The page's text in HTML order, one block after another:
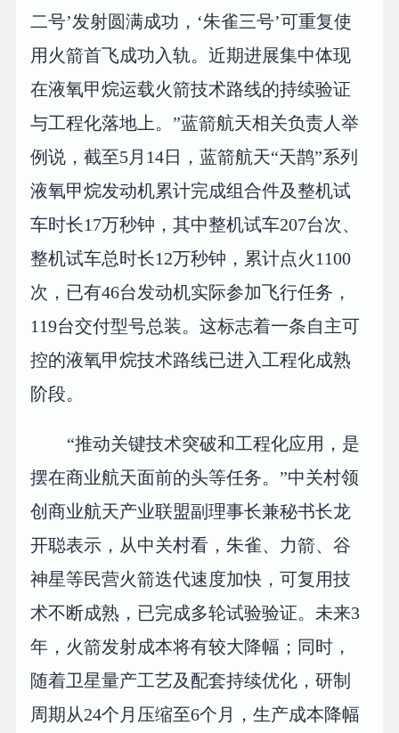
二号’发射圆满成功，‘朱雀三号’可重复使
用火箭首飞成功入轨。近期进展集中体现
在液氧甲烷运载火箭技术路线的持续验证
与工程化落地上。”蓝箭航天相关负责人举
例说，截至5月14日，蓝箭航天“天鹊”系列
液氧甲烷发动机累计完成组合件及整机试
车时长17万秒钟，其中整机试车207台次、
整机试车总时长12万秒钟，累计点火1100
次，已有46台发动机实际参加飞行任务，
119台交付型号总装。这标志着一条自主可
控的液氧甲烷技术路线已进入工程化成熟
阶段。
“推动关键技术突破和工程化应用，是
摆在商业航天面前的头等任务。”中关村领
创商业航天产业联盟副理事长兼秘书长龙
开聪表示，从中关村看，朱雀、力箭、谷
神星等民营火箭迭代速度加快，可复用技
术不断成熟，已完成多轮试验验证。未来3
年，火箭发射成本将有较大降幅；同时，
随着卫星量产工艺及配套持续优化，研制
周期从24个月压缩至6个月，生产成本降幅